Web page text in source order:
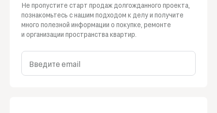
Не пропустите старт продаж долгожданного проекта,
познакомьтесь с нашим подходом к делуи получите
много полезной информации о покупке , ремонте
и организации пространства квартир.
Введите email